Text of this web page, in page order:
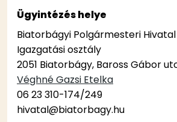
Ügyintézés helye
Biatorbágyi Polgármesteri Hivatal
Igazgatási osztály
2051 Biatorbágy, Baross Gábor
Véghné Gazsi Etelka
06 23 310-174/249
hivatal@biatorbagy.hu